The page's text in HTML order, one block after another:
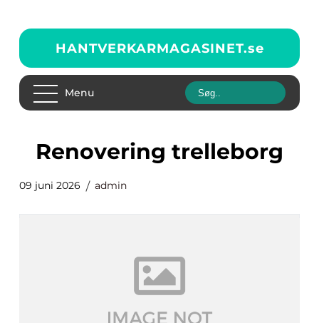
HANTVERKARMAGASINET.se
Menu
renovering trelleborg
09 juni 2026 admin